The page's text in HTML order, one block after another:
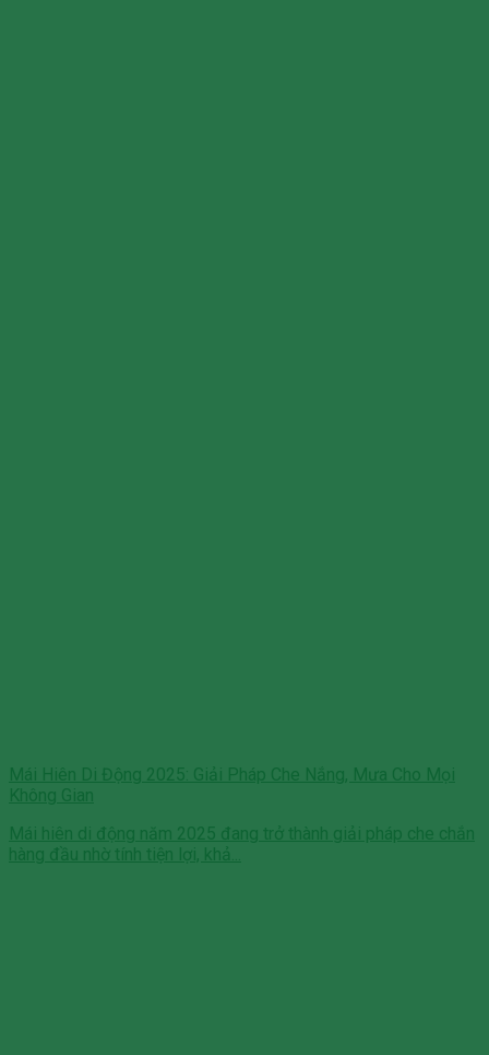
Mái Hiên Di Động 2025: Giải Pháp Che Nắng, Mưa Cho Mọi
Không Gian
Mái hiên di động năm 2025 đang trở thành giải pháp che chắn
hàng đầu nhờ tính tiện lợi, khả...